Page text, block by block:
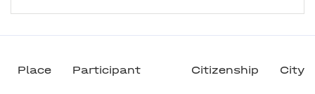
Place Participant Citizenship City